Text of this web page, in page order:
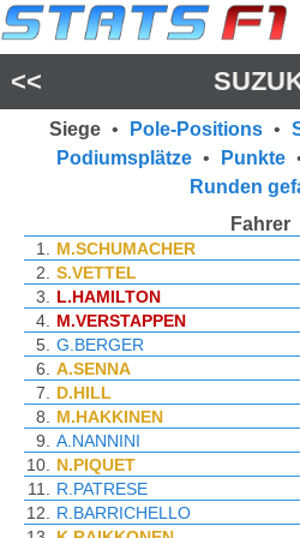
<<
Siege • Pole-Positions •
Podiumsplätze • Punkte
Runden
Fahrer
1. M.SCHUMACHER
2.
S.VETTEL
3.
L.HAMILTON
4.
M.VERSTAPPEN
5. G.BERGER
6.
A.SENNA
7.
D.HILL
8.
M.HAKKINEN
9.
A.NANNINI
10.
N.PIQUET
11.
R.PATRESE
12.
R.BARRICHELLO